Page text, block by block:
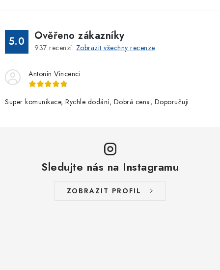
5.0 Ověřeno zákazníky
937 recenzí. Zobrazit všechny recenze
Antonín Vincenci
Super komunikace, Rychle dodání, Dobrá cena, Doporučuji
Sledujte nás na Instagramu
ZOBRAZIT PROFIL